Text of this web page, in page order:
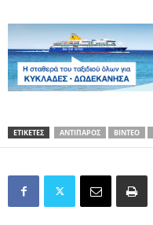
ΕΤΙΚΕΤΕΣ ΑΝΤΙΠΑΡΟΣ ΒΙΝΤΕΟ